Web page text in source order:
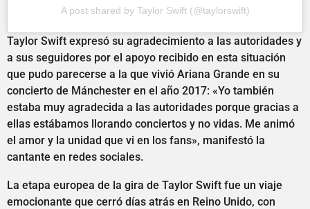
A post shared by Taylor Swift (@taylorswift)
Taylor Swift expresó su agradecimiento a las autoridades y
a sus seguidores por el apoyo recibido en esta situación
que pudo parecerse a la que vivió Ariana Grande en su
concierto de Mánchester en el año 2017: «Yo también
estaba muy agradecida a las autoridades porque gracias a
ellas estábamos llorando conciertos y no vidas. Me animó
el amor y la unidad que vi en los fans», manifestó la
cantante en redes sociales.
La etapa europea de la gira de Taylor Swift fue un viaje
emocionante que cerró días atrás en Reino Unido, con